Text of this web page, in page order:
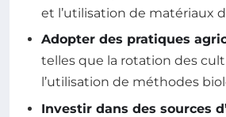
et l’utilisation de matériaux
Adopter des pratiques
telles que la rotation des
l’utilisation de méthodes
Investir dans des sources